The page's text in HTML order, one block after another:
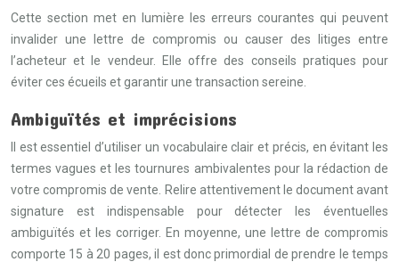
Cette section met en lumière les erreurs courantes qui peuvent
invalider une lettre de compromis ou causer des litiges entre
l’acheteur et le vendeur. Elle offre des conseils pratiques pour
éviter ces écueils et garantir une transaction sereine.
Ambiguïtés et imprécisions
Il est essentiel d’utiliser un vocabulaire clair et précis, en évitant les
termes vagues et les tournures ambivalentes pour la rédaction de
votre compromis de vente. Relire attentivement le document avant
signature est indispensable pour détecter les éventuelles
ambiguïtés et les corriger. En moyenne, une lettre de compromis
comporte 15 à 20 pages, il est donc primordial de prendre le temps